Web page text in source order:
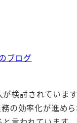
ブログ
検討されていま
の効率化が進めら